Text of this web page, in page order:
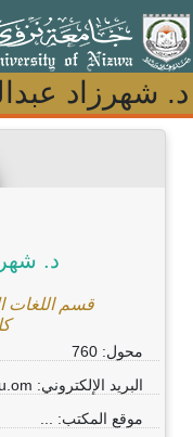
د. شهرزاد
د. شهرزاد
د.
قسم اللغات
محول: 760
البريد الإلكتروني: chahrazed@unizwa.edu.om
موقع المكتب: ...